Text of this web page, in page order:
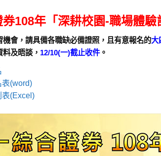
108年「深耕校園-職場體驗
機會，請具備各職缺必備證照，且有意報名的大
及晤談， 12/10(一)截止收件。
(word)
表(Excel)